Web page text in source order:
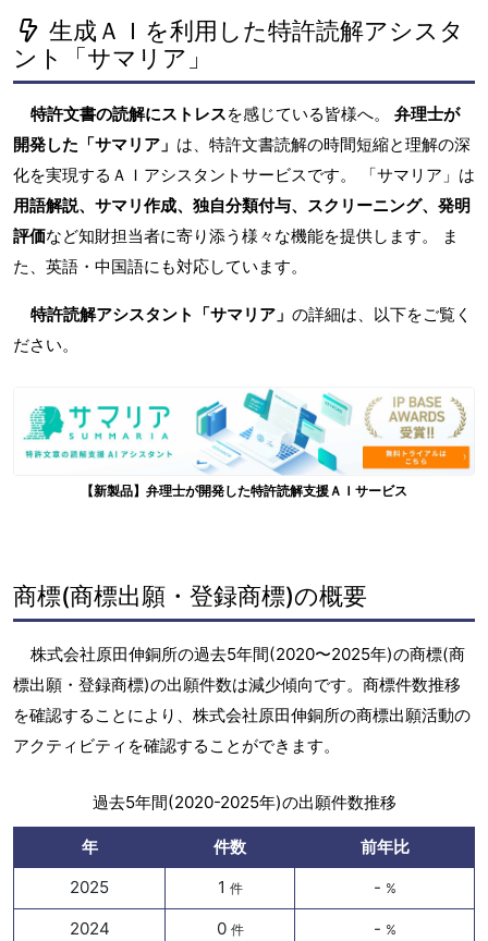
生成ＡＩを利用した特許読解アシスタ
ント「サマリア」
特許文書の読解にストレスを感じている皆様へ。 弁理士が
開発した「サマリア」 は、特許文書読解の時間短縮と理解の深
化を実現するＡＩアシスタントサービスです。 「サマリア」は
用語解説、サマリ作成、独自分類付与、スクリーニング、発明
評価など知財担当者に寄り添う様々な機能を提供します。 ま
た、英語・中国語にも対応しています。
特許読解アシスタント「サマリア」 の詳細は、以下をご覧く
ださい。
【新製品】弁理士が開発した特許読解支援ＡＩサービス
商標(商標出願・登録商標)の概要
株式会社原田伸銅所の過去5年間(2020〜2025年)の商標(商
標出願・登録商標)の出願件数は減少傾向です。商標件数推移
を確認することにより、株式会社原田伸銅所の商標出願活動の
アクティビティを確認することができます。
過去5年間(2020-2025年)の出願件数推移
年 件数
前年比
2025
1 件 - %
2024 0 件 - %